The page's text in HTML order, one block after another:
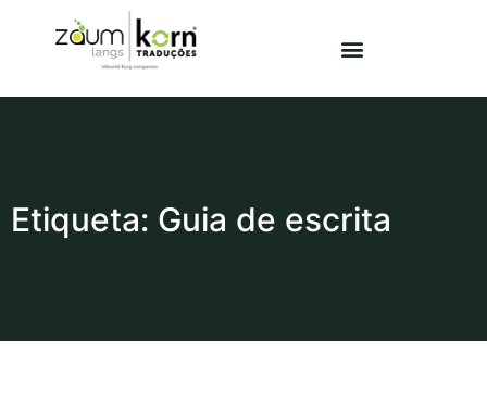
Etiqueta: Guia de escrita